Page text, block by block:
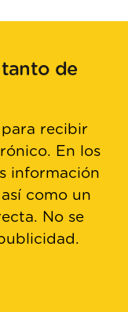
de
recibir
En los
información
como un
No se